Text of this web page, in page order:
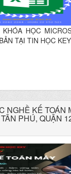
KHÓA HỌC
TẠI TIN HỌC KEY
NGHỀ KẾ TOÁN
PHÚ, QUẬN